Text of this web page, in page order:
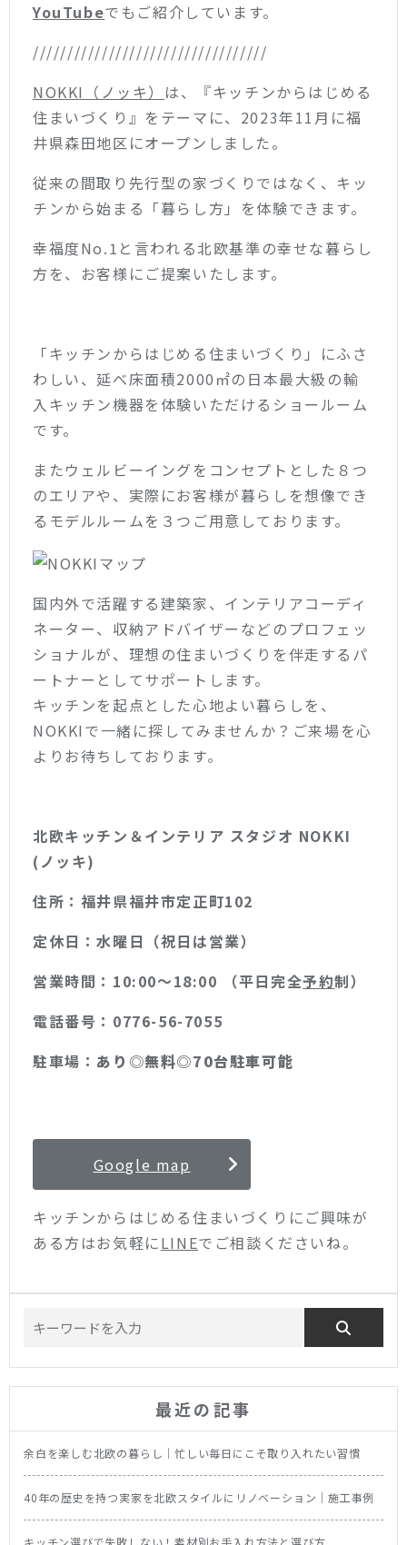
YouTubeでもご紹介しています。
//////////////////////////////////
NOKKI（ノッキ） は、『キッチンからはじめる
住まいづくり』をテーマに、2023年11月に福
井県森田地区にオープンしました。
従来の間取り先行型の家づくりではなく、キッ
チンから始まる「暮らし方」を体験できます。
幸福度No.1と言われる北欧基準の幸せな暮らし
方を、お客様にご提案いたします。
「キッチンからはじめる住まいづくり」にふさ
わしい、延べ床面積2000㎡の日本最大級の輸
入キッチン機器を体験いただけるショールーム
です。
またウェルビーイングをコンセプトとした８つ
のエリアや、実際にお客様が暮らしを想像でき
るモデルルームを３つご用意しております。
国内外で活躍する建築家、インテリアコーディ
ネーター、収納アドバイザーなどのプロフェッ
ショナルが、理想の住まいづくりを伴走するパ
ートナーとしてサポートします。
キッチンを起点とした心地よい暮らしを、
NOKKIで一緒に探してみませんか？ご来場を心
よりお待ちしております。
北欧キッチン＆インテリア スタジオ NOKKI
(ノッキ)
住所：福井県福井市定正町102
定休日：水曜日（祝日は営業）
営業時間：10:00〜18:00 （平日完全予約制）
電話番号：0776-56-7055
駐車場： あり◎無料◎70台駐車可能
Google map
キッチンからはじめる住まいづくりにご興味が
ある方はお気軽にLINEでご相談くださいね。
最近の記事
余白を楽しむ北欧の暮らし｜忙しい毎日にこそ取り入れたい習慣
40年の歴史を持つ実家を北欧スタイルにリノベーション｜施工事例
キッチン選びで失敗しない！素材別お手入れ方法と選び方